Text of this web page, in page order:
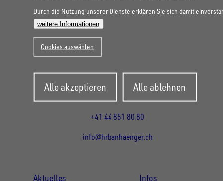
UNSINN Fahrzeugtechnik Standort Schweiz
HRB Heinemann AG
Wehntalerstrasse 5
Mo-Fr: 07:30 - 12:00 Uhr
13:15 - 17:30 Uhr
+41 44 851 80 80
info@hrbanhaenger.ch
Aktuelles
Infos
Durch die Nutzung unserer Dienste erklären Sie sich damit
weitere Informationen
Cookies auswählen
Alle akzeptieren
zurückziehen
Alle ablehnen